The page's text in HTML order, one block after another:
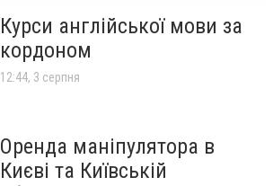
Курси англійської мови за
кордоном
12:44, 3 серпня
Оренда маніпулятора в
Києві та Київській